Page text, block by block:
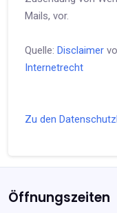
Mails, vor.
Quelle: Disclaimer
Internetrecht
Zu den
Öffnungszeiten